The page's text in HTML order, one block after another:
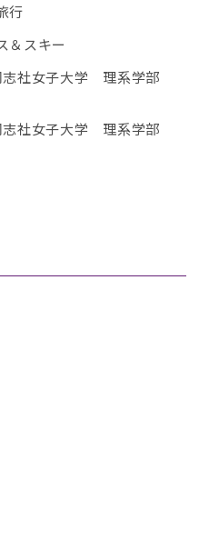
行
＆スキー
社女子大学 理系学部
社女子大学 理系学部